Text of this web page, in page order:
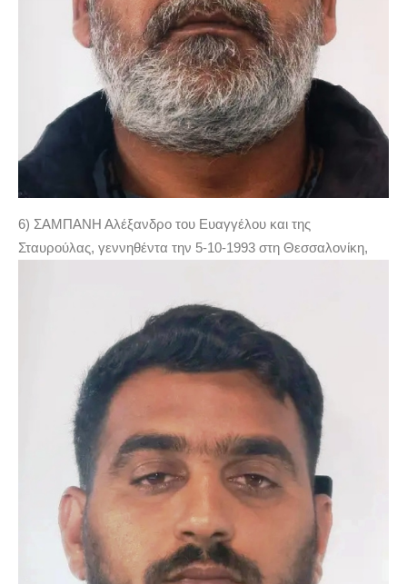
6) ΣΑΜΠΑΝΗ Αλέξανδρο του Ευαγγέλου και της
Σταυρούλας, γεννηθέντα την 5-10-1993 στη Θεσσαλονίκη,